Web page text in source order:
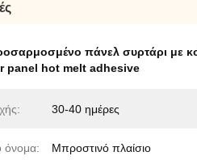
πάνελ συρτάρι με
panel hot melt adhesive
30-40 ημέρες
όνομα: Μπροστινό πλαίσιο